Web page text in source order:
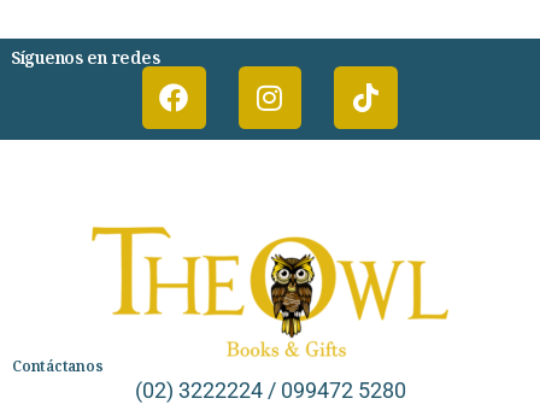
Síguenos en redes
Contáctanos
(02) 3222224 / 099472 5280